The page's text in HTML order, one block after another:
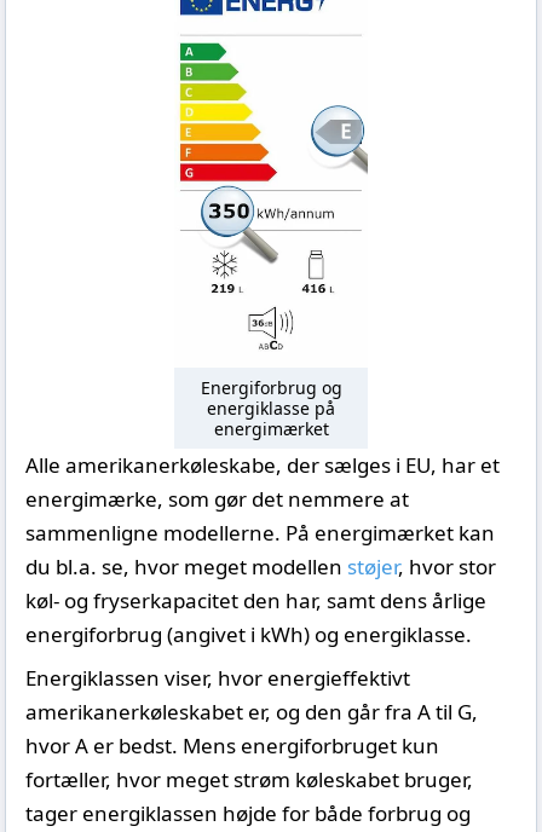
Energiforbrug og
energiklasse på
energimærket
Alle amerikanerkøleskabe, der sælges i EU, har et
energimærke, som gør det nemmere at
sammenligne modellerne. På energimærket kan
du bl.a. se, hvor meget modellen støjer, hvor stor
køl- og fryserkapacitet den har, samt dens årlige
energiforbrug (angivet i kWh) og energiklasse.
Energiklassen viser, hvor energieffektivt
amerikanerkøleskabet er, og den går fra A til G,
hvor A er bedst. Mens energiforbruget kun
fortæller, hvor meget strøm køleskabet bruger,
tager energiklassen højde for både forbrug og